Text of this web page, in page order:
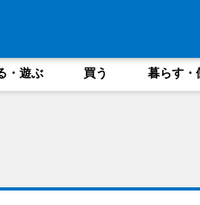
・遊ぶ 買う 暮らす・